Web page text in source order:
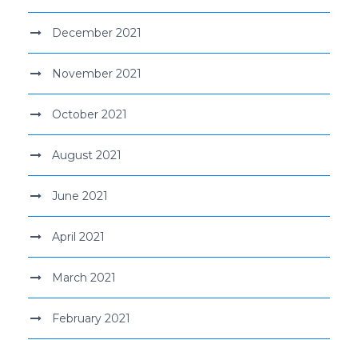
December 2021
November 2021
October 2021
August 2021
June 2021
April 2021
March 2021
February 2021